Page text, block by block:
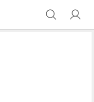
DEN WIR BISHER